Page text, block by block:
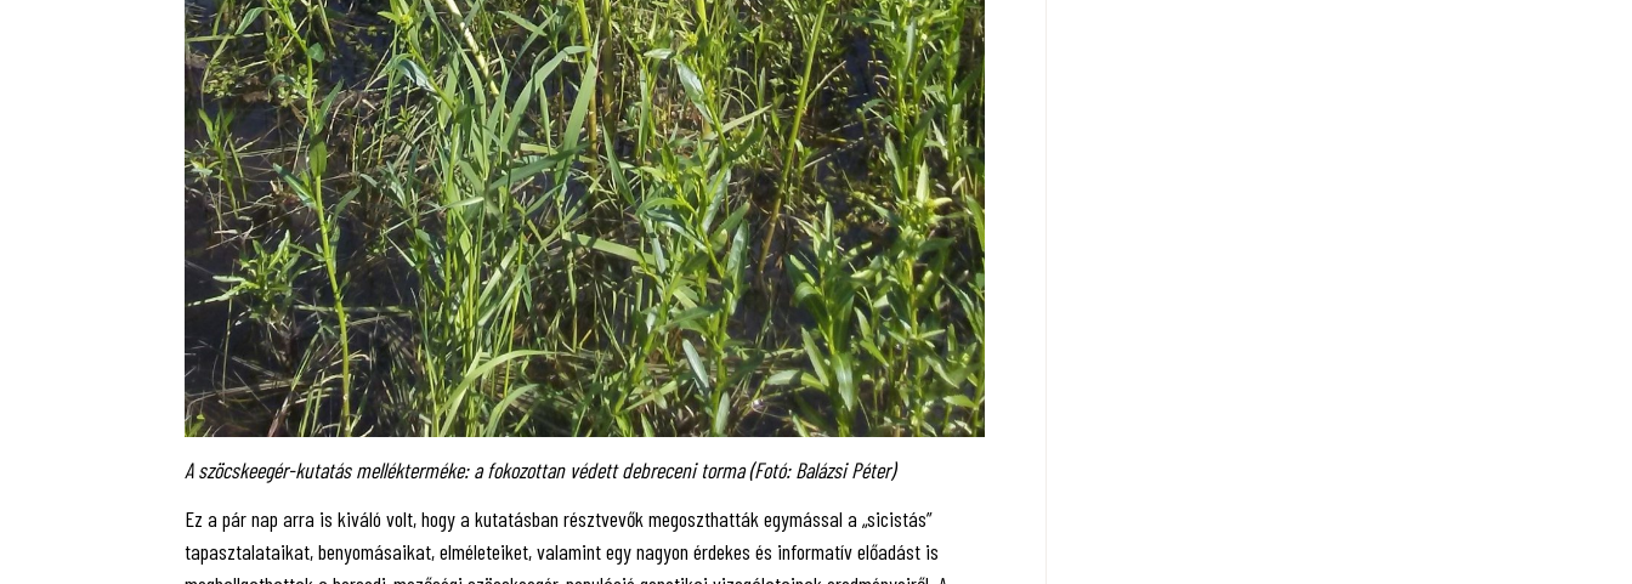
A szöcskeegér-kutatás mellékterméke: a fokozottan védett debreceni torma (Fotó: Balázsi Péter)
Ez a pár nap arra is kiváló volt, hogy a kutatásban résztvevők megoszthatták egymással a „sicistás”
tapasztalataikat, benyomásaikat, elméleteiket, valamint egy nagyon érdekes és informatív előadást is